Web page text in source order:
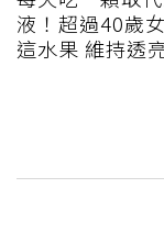
液！超過40歲
這水果 維持透